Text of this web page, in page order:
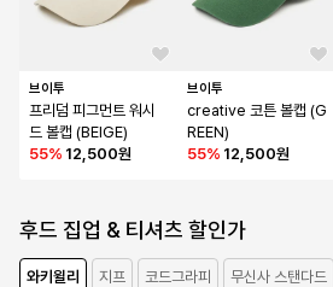
브이투
프리덤 피그먼트 워시
드 볼캡 (BEIGE)
55% 12,500원
브이투
creative 코튼 볼캡 (G
REEN)
55% 12,500원
후드 집업 & 티셔츠 할인가
와키윌리 지프 코드그라피 무신사 스탠다드